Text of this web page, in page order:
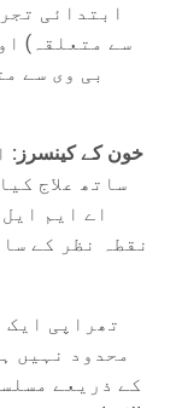
ابتدائی
سے متعلقہ)
بی وی سے
خون کے کینسرز:
ساتھ علاج
اے ایم
نقطہ نظر کے
محدود نہیں
کے ذریعے